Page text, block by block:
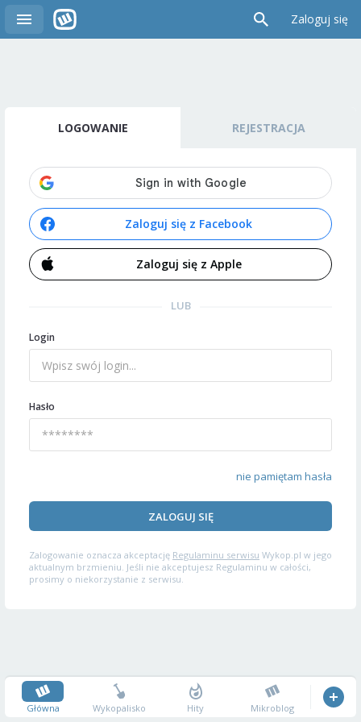
Zaloguj się
LOGOWANIE REJESTRACJA
Zaloguj się z Facebook
Zaloguj się z Apple
LUB
Login
Hasło
nie pamiętam hasła
ZALOGUJ SIĘ
Zalogowanie oznacza akceptację Regulaminu serwisu Wykop.pl w jego
aktualnym brzmieniu. Jeśli nie akceptujesz Regulaminu w całości,
prosimy o niekorzystanie z serwisu.
Główna Wykopalisko Hity Mikroblog